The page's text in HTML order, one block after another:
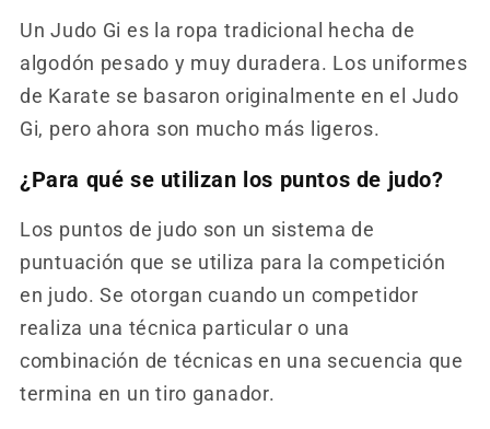
Un Judo Gi es la ropa tradicional hecha de
algodón pesado y muy duradera. Los uniformes
de Karate se basaron originalmente en el Judo
Gi, pero ahora son mucho más ligeros.
¿Para qué se utilizan los puntos de judo?
Los puntos de judo son un sistema de
puntuación que se utiliza para la competición
en judo. Se otorgan cuando un competidor
realiza una técnica particular o una
combinación de técnicas en una secuencia que
termina en un tiro ganador.